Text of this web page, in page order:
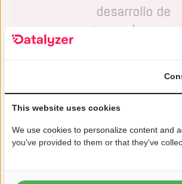
desarrollo de
productos/
This website uses cookies
We use cookies to personalize content and
you've provided to them or that they've